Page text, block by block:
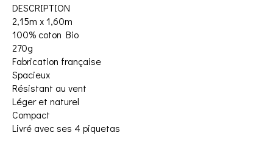
DESCRIPTION
2,15m x 1,60m
100% coton Bio
270g
Fabrication française
Spacieux
Résistant au vent
Léger et naturel
Compact
Livré avec ses 4 piquetas